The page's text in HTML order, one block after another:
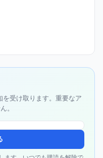
受け取ります。重要なア
。